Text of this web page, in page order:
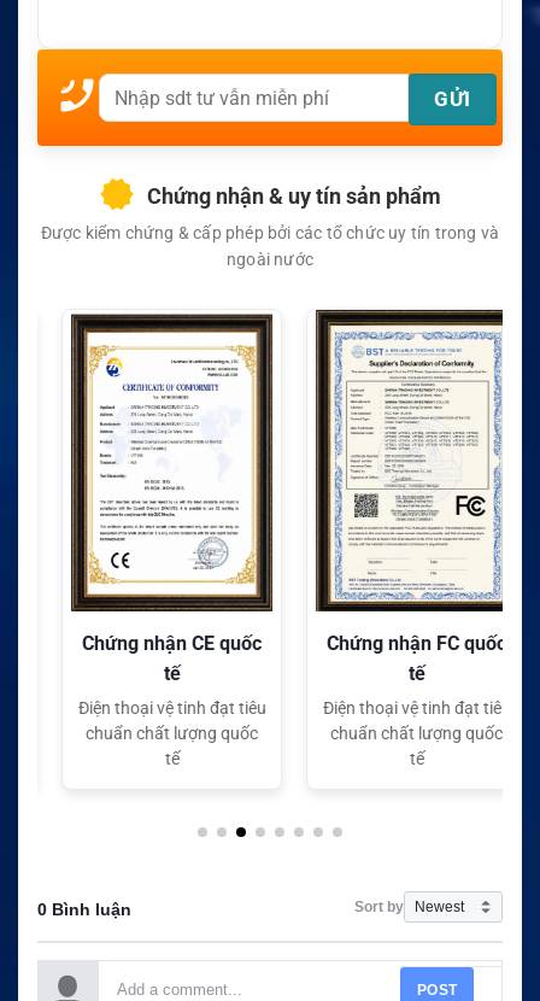
Chứng nhận & uy tín sản phẩm
Được kiểm chứng & cấp phép bởi các tổ chức uy tín trong và
ngoài nước
Chứng nhận CE quốc
Điện thoại vệ tinh đạt tiêu
chuẩn chất lượng quốc
Chứng nhận FC quốc
Điện thoại vệ tinh đạt tiêu
chuẩn chất lượng quốc
0 Bình luận Sort by
POST